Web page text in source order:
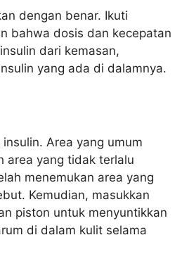
dengan benar. Ikuti
bahwa dosis dan kecepatan
dari kemasan,
yang ada di dalamnya.
Area yang umum
area yang tidak terlalu
menemukan area yang
Kemudian, masukkan
piston untuk menyuntikkan
di dalam kulit selama